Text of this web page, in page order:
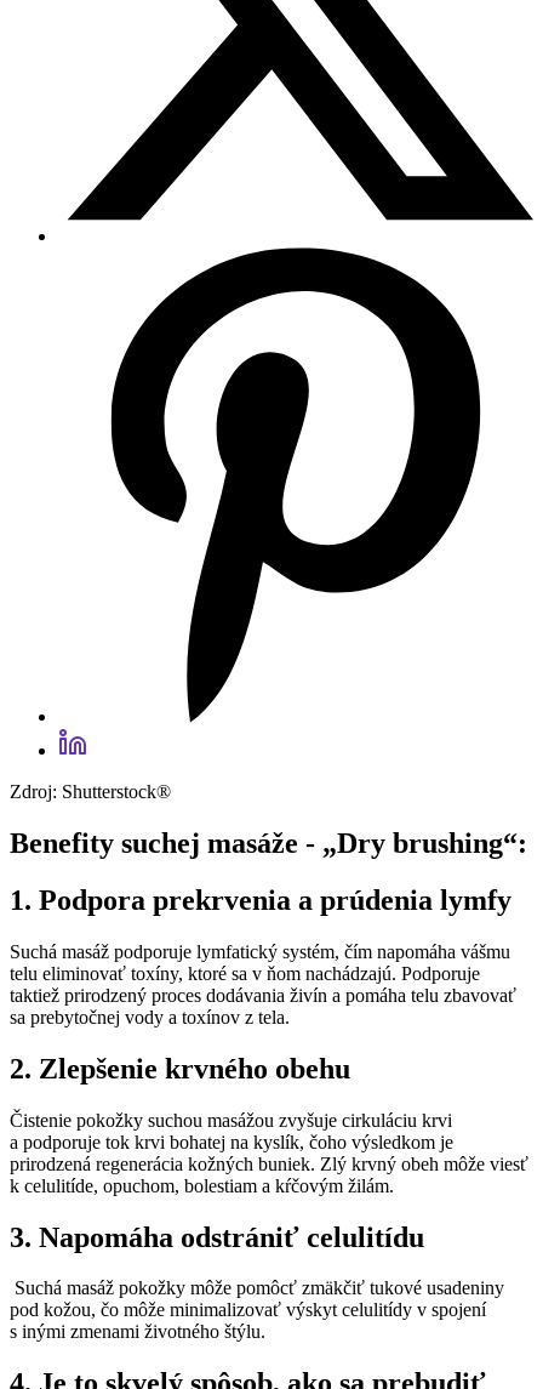
Zdroj: Shutterstock®
Benefity suchej masáže - „Dry brushing“:
1. Podpora prekrvenia a prúdenia lymfy
Suchá masáž podporuje lymfatický systém, čím napomáha vášmu
telu eliminovať toxíny, ktoré sa v ňom nachádzajú. Podporuje
taktiež prirodzený proces dodávania živín a pomáha telu zbavovať
sa prebytočnej vody a toxínov z tela.
2. Zlepšenie krvného obehu
Čistenie pokožky suchou masážou zvyšuje cirkuláciu krvi
a podporuje tok krvi bohatej na kyslík, čoho výsledkom je
prirodzená regenerácia kožných buniek. Zlý krvný obeh môže viesť
k celulitíde, opuchom, bolestiam a kŕčovým žilám.
3. Napomáha odstrániť celulitídu
Suchá masáž pokožky môže pomôcť zmäkčiť tukové usadeniny
pod kožou, čo môže minimalizovať výskyt celulitídy v spojení
s inými zmenami životného štýlu.